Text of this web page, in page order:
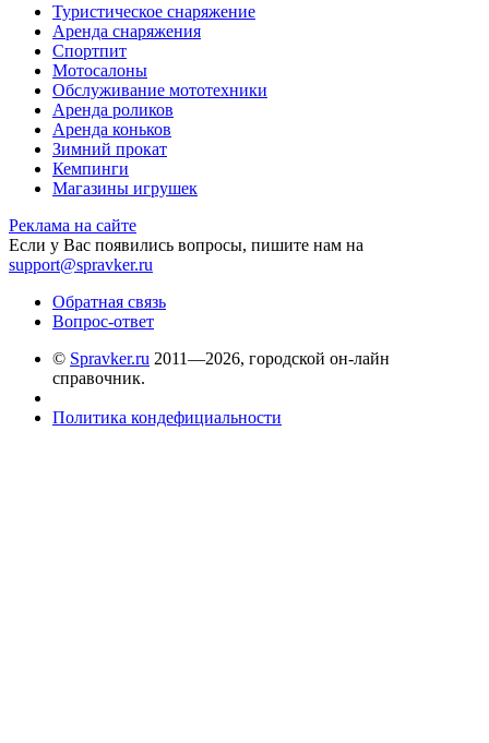
Туристическое снаряжение
Аренда снаряжения
Спортпит
Мотосалоны
Обслуживание мототехники
Аренда роликов
Аренда коньков
Зимний прокат
Кемпинги
Магазины игрушек
Реклама на сайте
Если у Вас появились вопросы, пишите нам на
support@spravker.ru
Обратная связь
Вопрос-ответ
© Spravker.ru 2011—2026, городской он-лайн
справочник.
Политика кондефициальности